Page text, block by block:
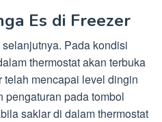
Es di Freezer
Pada kondisi
thermostat akan terbuka
telah mencapai level dingin
pengaturan pada tombol
saklar di dalam thermostat